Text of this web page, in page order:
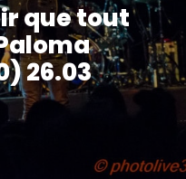
que tout
26.03